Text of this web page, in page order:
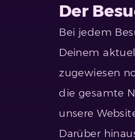
Der
Bei jedem
Deinem
zugewiesen
die gesamte
unsere
Darüber